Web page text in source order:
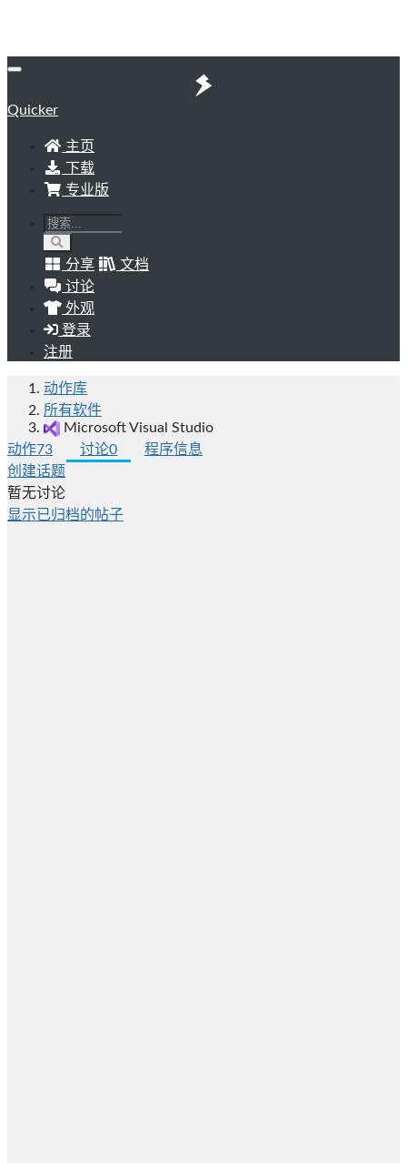
Quicker
主页
下载
专业版
分享
文档
讨论
外观
登录
注册
动作库
所有软件
Microsoft Visual Studio
动作73 讨论0
程序信息
创建话题
暂无讨论
显示已归档的帖子